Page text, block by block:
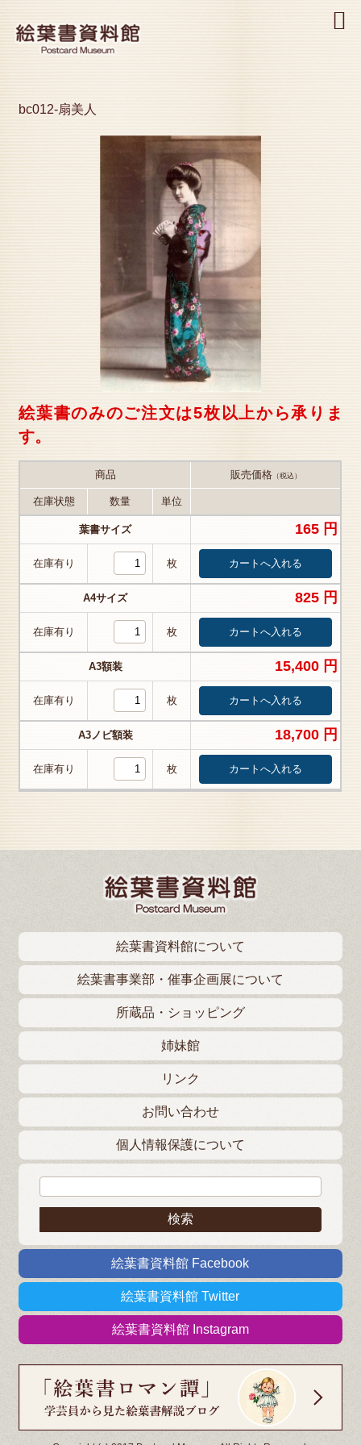
bc012-扇美人
絵葉書のみのご注文は5枚以上から承りま
す。
商品 販売価格（税込）
在庫状態 数量 単位
葉書サイズ 165 円
在庫有り 枚
A4サイズ 825 円
在庫有り 枚
A3額装 15,400 円
在庫有り 枚
A3ノビ額装 18,700 円
在庫有り 枚
絵葉書資料館について
絵葉書事業部・催事企画展について
所蔵品・ショッピング
姉妹館
リンク
お問い合わせ
個人情報保護について
絵葉書資料館 Facebook
絵葉書資料館 Twitter
絵葉書資料館 Instagram